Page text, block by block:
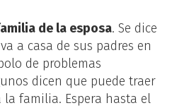
de la esposa. Se dice
a casa de sus padres en
de problemas
dicen que puede traer
familia. Espera hasta el